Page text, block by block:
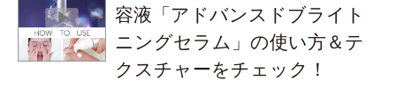
容液「アドバンスドブライト
ニングセラム」の使い方＆テ
クスチャーをチェック！